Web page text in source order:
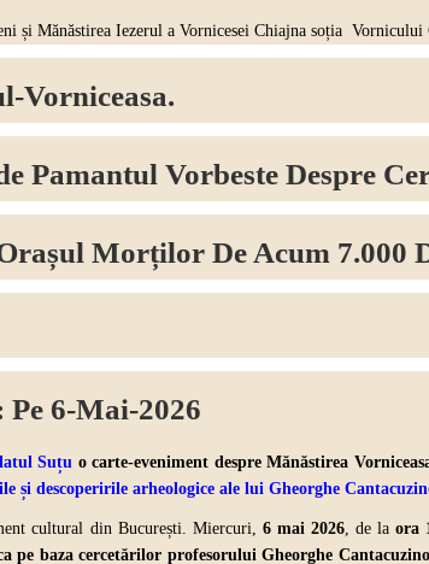
Iezerul a Vornicesei Chiajna soția Vornicului
Vorniceasa.
Pamantul Vorbeste Despre
Morților De Acum 7.000
6-Mai-2026
Suțu o carte-eveniment despre Mănăstirea
și descoperirile arheologice ale lui Gheorghe
cultural din București. Miercuri, 6 mai 2026, de la ora
pe baza cercetărilor profesorului Gheorghe